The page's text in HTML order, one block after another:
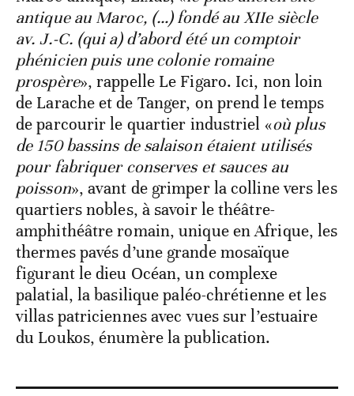
antique au Maroc, (…) fondé au XIIe siècle
av. J.-C. (qui a) d’abord été un comptoir
phénicien puis une colonie romaine
prospère», rappelle Le Figaro. Ici, non loin
de Larache et de Tanger, on prend le temps
de parcourir le quartier industriel «où plus
de 150 bassins de salaison étaient utilisés
pour fabriquer conserves et sauces au
poisson», avant de grimper la colline vers les
quartiers nobles, à savoir le théâtre-
amphithéâtre romain, unique en Afrique, les
thermes pavés d’une grande mosaïque
figurant le dieu Océan, un complexe
palatial, la basilique paléo-chrétienne et les
villas patriciennes avec vues sur l’estuaire
du Loukos, énumère la publication.